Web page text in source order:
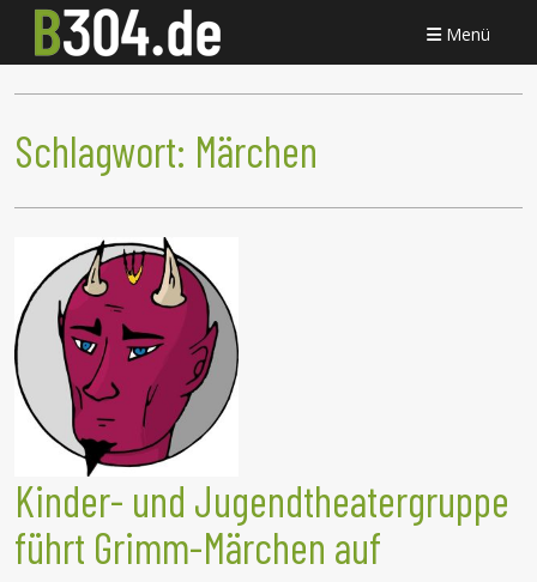
Menü
Schlagwort: Märchen
Kinder- und Jugendtheatergruppe
führt Grimm-Märchen auf